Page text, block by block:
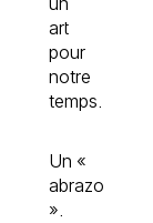
art
pour
notre
temps.
Un «
abrazo
».